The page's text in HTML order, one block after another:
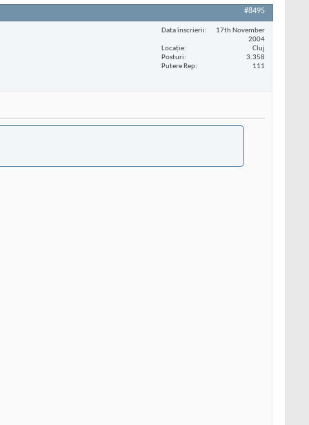
#8495
Data înscrierii
17th November
2004
Locaţie
Cluj
Posturi
3.358
Putere Rep
111